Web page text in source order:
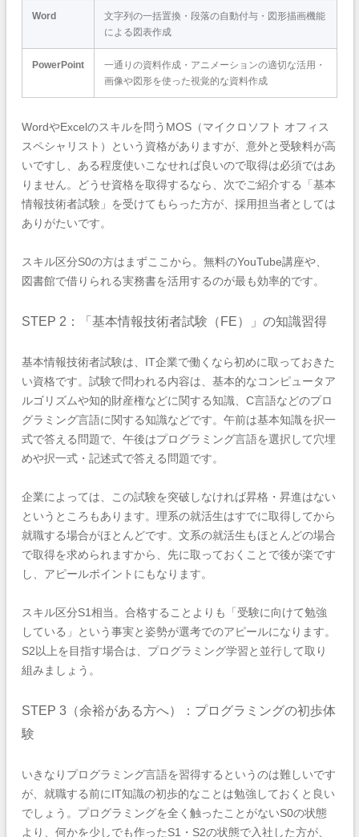
Word
文字列の一括置換・段落の自動付与・図形描画機能
による図表作成
PowerPoint
一通りの資料作成・アニメーションの適切な活用・
画像や図形を使った視覚的な資料作成
WordやExcelのスキルを問うMOS（マイクロソフト オフィス
スペシャリスト）という資格がありますが、意外と受験料が高
いですし、ある程度使いこなせれば良いので取得は必須ではあ
りません。どうせ資格を取得するなら、次でご紹介する「基本
情報技術者試験」を受けてもらった方が、採用担当者としては
ありがたいです。
スキル区分S0の方はまずここから。無料のYouTube講座や、
図書館で借りられる実務書を活用するのが最も効率的です。
STEP 2：「基本情報技術者試験（FE）」の知識習得
基本情報技術者試験は、IT企業で働くなら初めに取っておきた
い資格です。試験で問われる内容は、基本的なコンピュータア
ルゴリズムや知的財産権などに関する知識、C言語などのプロ
グラミング言語に関する知識などです。午前は基本知識を択一
式で答える問題で、午後はプログラミング言語を選択して穴埋
めや択一式・記述式で答える問題です。
企業によっては、この試験を突破しなければ昇格・昇進はない
というところもあります。理系の就活生はすでに取得してから
就職する場合がほとんどです。文系の就活生もほとんどの場合
で取得を求められますから、先に取っておくことで後が楽です
し、アピールポイントにもなります。
スキル区分S1相当。合格することよりも「受験に向けて勉強
している」という事実と姿勢が選考でのアピールになります。
S2以上を目指す場合は、プログラミング学習と並行して取り
組みましょう。
STEP 3（余裕がある方へ）：プログラミングの初歩体
験
いきなりプログラミング言語を習得するというのは難しいです
が、就職する前にIT知識の初歩的なことは勉強しておくと良い
でしょう。プログラミングを全く触ったことがないS0の状態
より、何かを少しでも作ったS1・S2の状態で入社した方が、